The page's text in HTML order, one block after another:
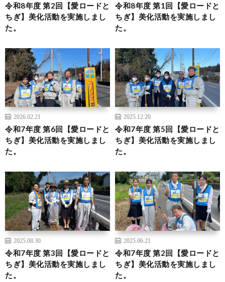
令和8年度 第2回【愛ロードと
ちぎ】美化活動を実施しまし
た。
令和8年度 第1回【愛ロードと
ちぎ】美化活動を実施しまし
た。
2026.02.21
令和7年度 第6回【愛ロードと
ちぎ】美化活動を実施しまし
た。
2025.12.20
令和7年度 第5回【愛ロードと
ちぎ】美化活動を実施しまし
た。
2025.08.30
令和7年度 第3回【愛ロードと
ちぎ】美化活動を実施しまし
た。
2025.06.21
令和7年度 第2回【愛ロードと
ちぎ】美化活動を実施しまし
た。